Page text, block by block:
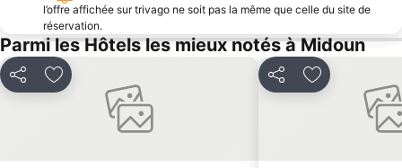
l’offre affichée sur trivago ne soit pas la même que celle du site de
réservation.
Parmi les Hôtels les mieux notés à Midoun
PartagerAjouter à mes favoris PartagerAjouter à